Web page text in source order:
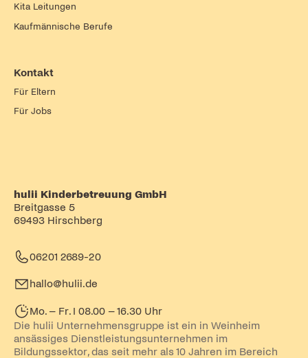
Kita Leitungen
Kaufmännische Berufe
Kontakt
Für Eltern
Für Jobs
hulii Kinderbetreuung GmbH
Breitgasse 5
69493 Hirschberg
06201 2689-20
hallo@hulii.de
Mo. – Fr. I 08.00 – 16.30 Uhr
Die hulii Unternehmensgruppe ist ein in Weinheim
ansässiges Dienstleistungsunternehmen im
Bildungssektor, das seit mehr als 10 Jahren im Bereich